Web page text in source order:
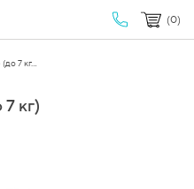
(0)
7 кг...
кг)